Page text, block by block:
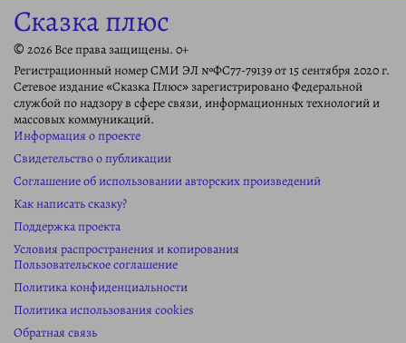
Сказка плюс
© 2026 Все права защищены. 0+
Регистрационный номер СМИ ЭЛ №ФС77-79139 от 15 сентября 2020 г.
Сетевое издание «Сказка Плюс» зарегистрировано Федеральной
службой по надзору в сфере связи, информационных технологий и
массовых коммуникаций.
Информация о проекте
Свидетельство о публикации
Соглашение об использовании авторских произведений
Как написать сказку?
Поддержка проекта
Условия распространения и копирования
Пользовательское соглашение
Политика конфиденциальности
Политика использования cookies
Обратная связь